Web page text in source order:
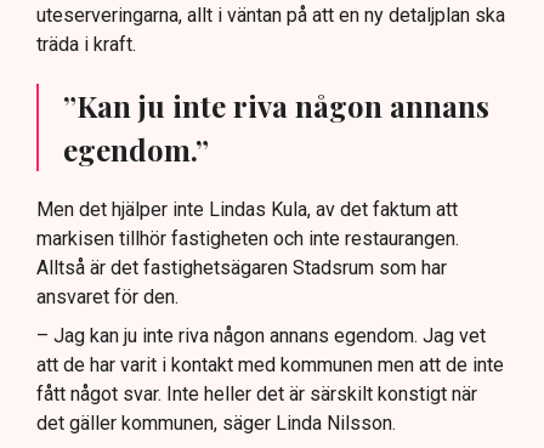
uteserveringarna, allt i väntan på att en ny detaljplan ska
träda i kraft.
”Kan ju inte riva någon annans
egendom.”
Men det hjälper inte Lindas Kula, av det faktum att
markisen tillhör fastigheten och inte restaurangen.
Alltså är det fastighetsägaren Stadsrum som har
ansvaret för den.
– Jag kan ju inte riva någon annans egendom. Jag vet
att de har varit i kontakt med kommunen men att de inte
fått något svar. Inte heller det är särskilt konstigt när
det gäller kommunen, säger Linda Nilsson.